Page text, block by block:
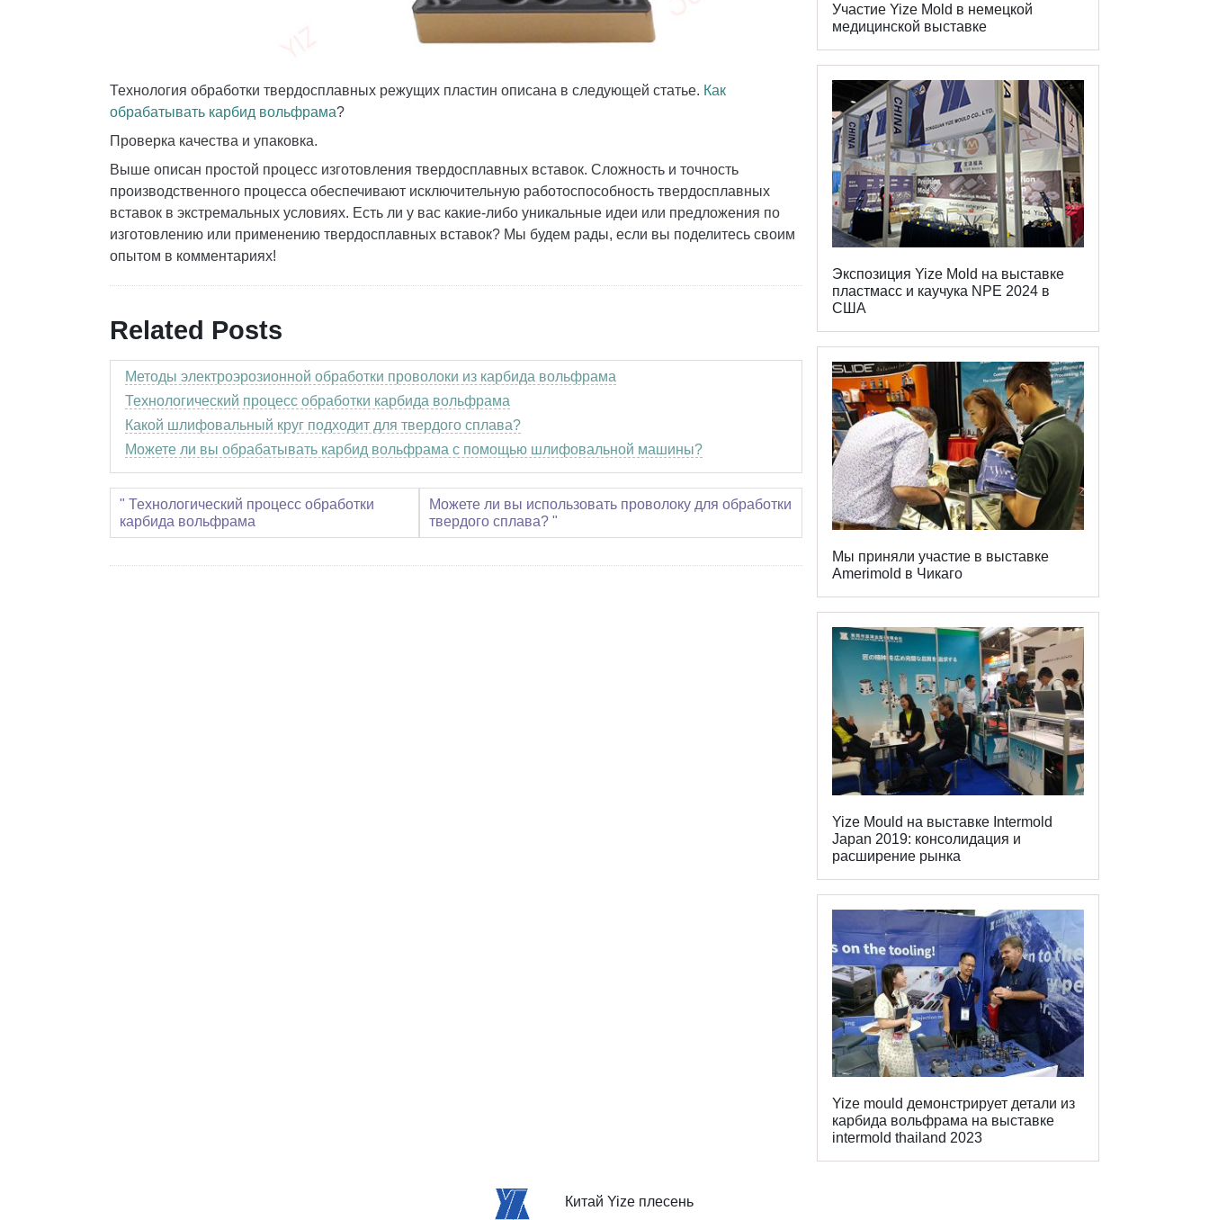
Технология обработки твердосплавных режущих пластин описана в следующей статье. Как
обрабатывать карбид вольфрама?
Проверка качества и упаковка.
Выше описан простой процесс изготовления твердосплавных вставок. Сложность и точность
производственного процесса обеспечивают исключительную работоспособность твердосплавных
вставок в экстремальных условиях. Есть ли у вас какие-либо уникальные идеи или предложения по
изготовлению или применению твердосплавных вставок? Мы будем рады, если вы поделитесь своим
опытом в комментариях!
Related Posts
Методы электроэрозионной обработки проволоки из карбида вольфрама
Технологический процесс обработки карбида вольфрама
Какой шлифовальный круг подходит для твердого сплава?
Можете ли вы обрабатывать карбид вольфрама с помощью шлифовальной машины?
" Технологический процесс обработки
карбида вольфрама
Можете ли вы использовать проволоку для обработки
твердого сплава? "
Участие Yize Mold в немецкой
медицинской выставке
Экспозиция Yize Mold на выставке
пластмасс и каучука NPE 2024 в
США
Мы приняли участие в выставке
Amerimold в Чикаго
Yize Mould на выставке Intermold
Japan 2019: консолидация и
расширение рынка
Yize mould демонстрирует детали из
карбида вольфрама на выставке
intermold thailand 2023
Китай Yize плесень